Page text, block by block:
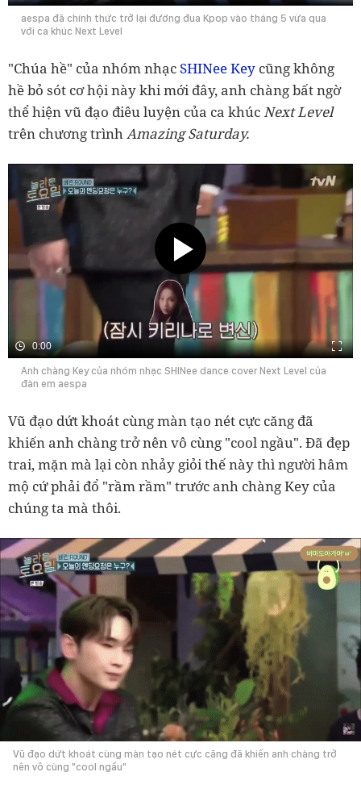
aespa đã chính thức trở lại đường đua Kpop vào tháng 5 vừa qua
với ca khúc Next Level
"Chúa hề" của nhóm nhạcSHINeeKey cũng không
hề bỏ sót cơ hội này khi mới đây, anh chàng bất ngờ
thể hiện vũ đạo điêu luyện của ca khúcNext Level
trên chương trìnhAmazing Saturday.
0:00
Anh chàng Key của nhóm nhạc SHINee dance cover Next Level của
đàn em aespa
Vũ đạo dứt khoát cùng màn tạo nét cực căng đã
khiến anh chàng trở nên vô cùng "cool ngầu". Đã đẹp
trai, mặn mà lại còn nhảy giỏi thế này thì người hâm
mộ cứ phải đổ "rầm rầm" trước anh chàng Key của
chúng ta mà thôi.
Vũ đạo dứt khoát cùng màn tạo nét cực căng đã khiến anh chàng trở
nên vô cùng "cool ngầu"